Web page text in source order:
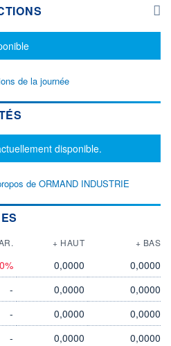
de la journée
disponible.
de ORMAND INDUSTRIE
+ HAUT + BAS
0,0000
0,0000
- 0,0000
0,0000
- 0,0000
0,0000
- 0,0000
0,0000